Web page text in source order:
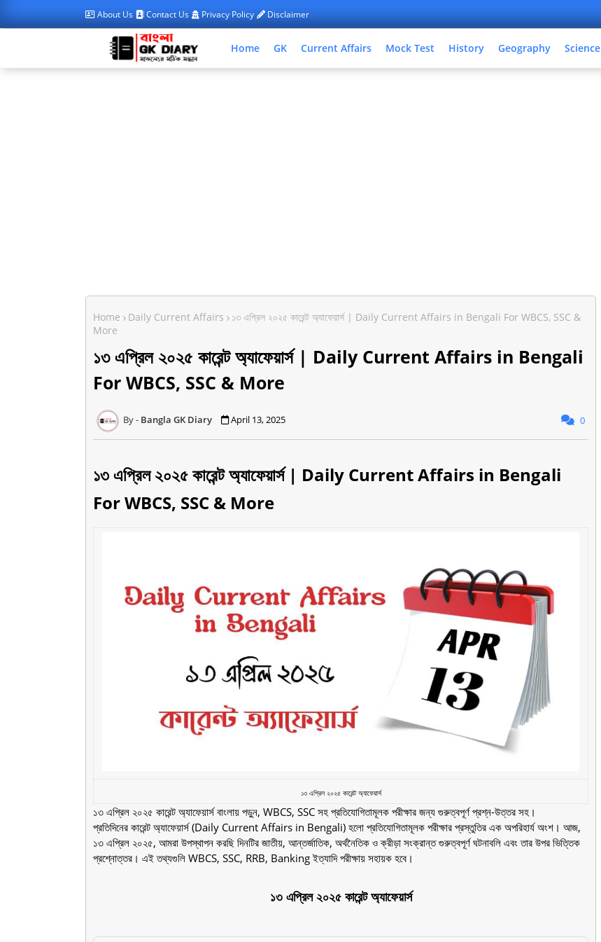
About Us Contact Us Privacy Policy Disclaimer
Home GK Current Affairs Mock Test History Geography Science
Home Daily Current Affairs
১৩ এপ্রিল ২০২৫ কারেন্ট অ্যাফেয়ার্স | Daily Current Affairs in Bengali For WBCS, SSC &
More
১৩ এপ্রিল ২০২৫ কারেন্ট অ্যাফেয়ার্স | Daily Current Affairs in Bengali
For WBCS, SSC & More
Bangla GK Diary April 13, 2025 0
১৩ এপ্রিল ২০২৫ কারেন্ট অ্যাফেয়ার্স | Daily Current Affairs in Bengali
For WBCS, SSC & More
১৩ এপ্রিল ২০২৫ কারেন্ট অ্যাফেয়ার্স
১৩ এপ্রিল ২০২৫ কারেন্ট অ্যাফেয়ার্স বাংলায় পড়ুন, WBCS, SSC সহ প্রতিযোগিতামূলক পরীক্ষার জন্য গুরুত্বপূর্ণ প্রশ্ন-উত্তর সহ।
প্রতিদিনের কারেন্ট অ্যাফেয়ার্স (Daily Current Affairs in Bengali) হলো প্রতিযোগিতামূলক পরীক্ষার প্রস্তুতির এক অপরিহার্য অংশ। আজ,
১৩ এপ্রিল ২০২৫, আমরা উপস্থাপন করছি দিনটির জাতীয়, আন্তর্জাতিক, অর্থনৈতিক ও ক্রীড়া সংক্রান্ত গুরুত্বপূর্ণ ঘটনাবলি এবং তার উপর ভিত্তিক
প্রশ্নোত্তর। এই তথ্যগুলি WBCS, SSC, RRB, Banking ইত্যাদি পরীক্ষায় সহায়ক হবে।
১৩ এপ্রিল ২০২৫ কারেন্ট অ্যাফেয়ার্স